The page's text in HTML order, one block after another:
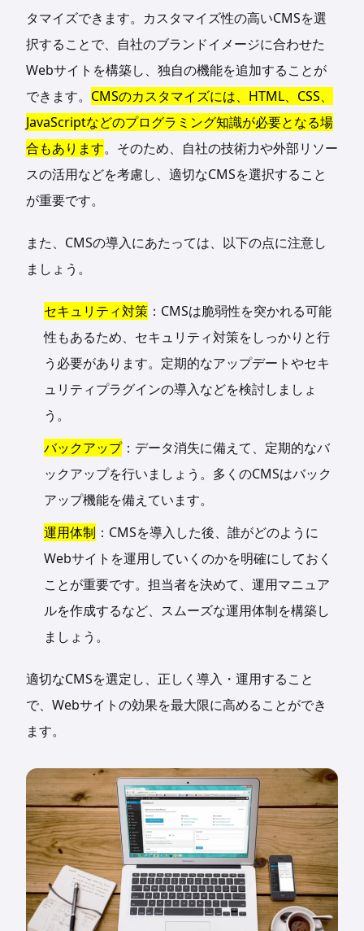
タマイズできます。カスタマイズ性の高いCMSを選
択することで、自社のブランドイメージに合わせた
Webサイトを構築し、独自の機能を追加することが
できます。 CMSのカスタマイズには、HTML、CSS、
JavaScriptなどのプログラミング知識が必要となる場
合もあります。そのため、自社の技術力や外部リソー
スの活用などを考慮し、適切なCMSを選択すること
が重要です。
また、CMSの導入にあたっては、以下の点に注意し
ましょう。
セキュリティ対策 ：CMSは脆弱性を突かれる可能
性もあるため、セキュリティ対策をしっかりと行
う必要があります。定期的なアップデートやセキ
ュリティプラグインの導入などを検討しましょ
う。
バックアップ：データ消失に備えて、定期的なバ
ックアップを行いましょう。多くのCMSはバック
アップ機能を備えています。
運用体制 ：CMSを導入した後、誰がどのように
Webサイトを運用していくのかを明確にしておく
ことが重要です。担当者を決めて、運用マニュア
ルを作成するなど、スムーズな運用体制を構築し
ましょう。
適切なCMSを選定し、正しく導入・運用すること
で、Webサイトの効果を最大限に高めることができ
ます。